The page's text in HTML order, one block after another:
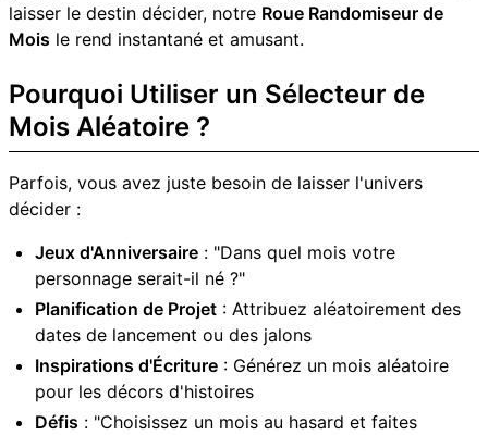
laisser le destin décider, notre Roue Randomiseur de
Mois le rend instantané et amusant.
Pourquoi Utiliser un Sélecteur de
Mois Aléatoire ?
Parfois, vous avez juste besoin de laisser l'univers
décider :
Jeux d'Anniversaire : "Dans quel mois votre
personnage serait-il né ?"
Planification de Projet : Attribuez aléatoirement des
dates de lancement ou des jalons
Inspirations d'Écriture : Générez un mois aléatoire
pour les décors d'histoires
Défis : "Choisissez un mois au hasard et faites